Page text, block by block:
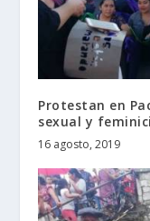
Protestan en
sexual y
16 agosto, 2019